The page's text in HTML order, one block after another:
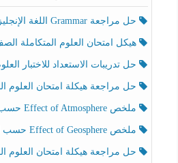
حل مراجعة Grammar اللغة الإنجليزية الصف الخامس الفصل الثالث
هيكل امتحان العلوم المتكاملة الصف الخامس عام
حل تدريبات الاستعداد للاختبار العلوم
حل مراجعة هيكلة امتحان العلوم المتكاملة الصف
ملخص Effect of Atmosphere حسب الهيكل الوزاري العلوم المتكاملة الصف الخامس انسبير الفصل الثالث
ملخص Effect of Geosphere حسب الهيكل الوزاري العلوم المتكاملة الصف الخامس انسبير الفصل الثالث
حل مراجعة هيكلة امتحان العلوم المتكاملة